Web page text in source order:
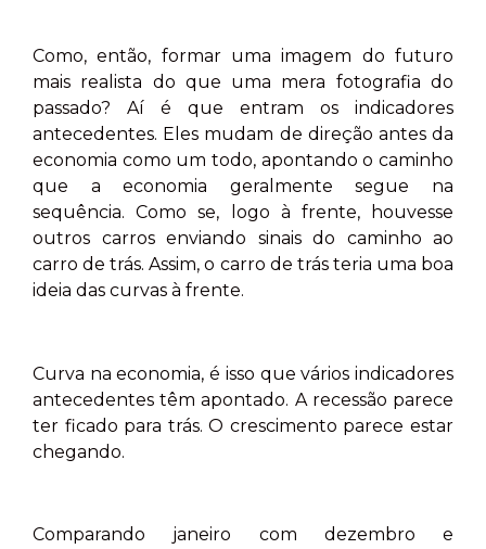
Como, então, formar uma imagem do futuro
mais realista do que uma mera fotografia do
passado? Aí é que entram os indicadores
antecedentes. Eles mudam de direção antes da
economia como um todo, apontando o caminho
que a economia geralmente segue na
sequência. Como se, logo à frente, houvesse
outros carros enviando sinais do caminho ao
carro de trás. Assim, o carro de trás teria uma boa
ideia das curvas à frente.
Curva na economia, é isso que vários indicadores
antecedentes têm apontado. A recessão parece
ter ficado para trás. O crescimento parece estar
chegando.
Comparando janeiro com dezembro e